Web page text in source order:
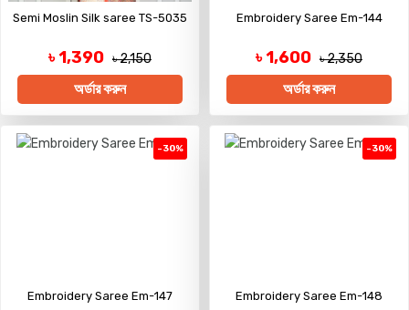
Semi Moslin Silk saree TS-5035
৳ 1,390 ৳ 2,150
অর্ডার করুন
Embroidery Saree Em-144
৳ 1,600 ৳ 2,350
অর্ডার করুন
-30%
Embroidery Saree Em-147
-30%
Embroidery Saree Em-148